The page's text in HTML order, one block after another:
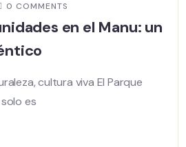
0 COMMENTS
en el Manu: un
cultura viva El Parque
es